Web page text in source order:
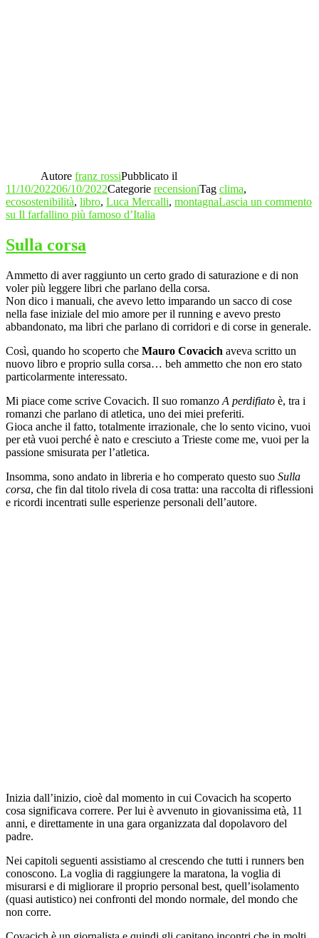
Autore franz rossiPubblicato il
11/10/202206/10/2022Categorie recensioniTag clima,
ecosostenibilità, libro, Luca Mercalli, montagnaLascia un commento
su Il farfallino più famoso d’Italia
Sulla corsa
Ammetto di aver raggiunto un certo grado di saturazione e di non
voler più leggere libri che parlano della corsa.
Non dico i manuali, che avevo letto imparando un sacco di cose
nella fase iniziale del mio amore per il running e avevo presto
abbandonato, ma libri che parlano di corridori e di corse in generale.
Così, quando ho scoperto che Mauro Covacich aveva scritto un
nuovo libro e proprio sulla corsa… beh ammetto che non ero stato
particolarmente interessato.
Mi piace come scrive Covacich. Il suo romanzo A perdifiato è, tra i
romanzi che parlano di atletica, uno dei miei preferiti.
Gioca anche il fatto, totalmente irrazionale, che lo sento vicino, vuoi
per età vuoi perché è nato e cresciuto a Trieste come me, vuoi per la
passione smisurata per l’atletica.
Insomma, sono andato in libreria e ho comperato questo suo Sulla
corsa, che fin dal titolo rivela di cosa tratta: una raccolta di riflessioni
e ricordi incentrati sulle esperienze personali dell’autore.
Inizia dall’inizio, cioè dal momento in cui Covacich ha scoperto
cosa significava correre. Per lui è avvenuto in giovanissima età, 11
anni, e direttamente in una gara organizzata dal dopolavoro del
padre.
Nei capitoli seguenti assistiamo al crescendo che tutti i runners ben
conoscono. La voglia di raggiungere la maratona, la voglia di
misurarsi e di migliorare il proprio personal best, quell’isolamento
(quasi autistico) nei confronti del mondo normale, del mondo che
non corre.